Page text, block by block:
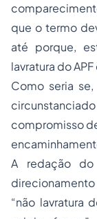
que o termo
até porque,
lavratura do
Como seria
compromisso
A redação
“não lavratura